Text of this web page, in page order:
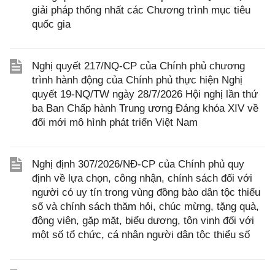
giải pháp thống nhất các Chương trình mục tiêu
quốc gia
Nghị quyết 217/NQ-CP của Chính phủ chương
trình hành động của Chính phủ thực hiện Nghị
quyết 19-NQ/TW ngày 28/7/2026 Hội nghị lần thứ
ba Ban Chấp hành Trung ương Đảng khóa XIV về
đổi mới mô hình phát triển Việt Nam
Nghị định 307/2026/NĐ-CP của Chính phủ quy
định về lựa chọn, công nhận, chính sách đối với
người có uy tín trong vùng đồng bào dân tộc thiểu
số và chính sách thăm hỏi, chúc mừng, tặng quà,
động viên, gặp mặt, biểu dương, tôn vinh đối với
một số tổ chức, cá nhân người dân tộc thiểu số